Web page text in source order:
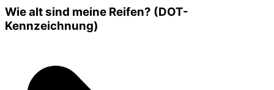
Wie alt sind meine Reifen? (DOT-
Kennzeichnung)